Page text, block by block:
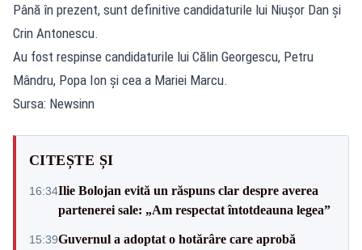
Până în prezent, sunt definitive candidaturile lui Niuşor Dan şi
Crin Antonescu.
Au fost respinse candidaturile lui Călin Georgescu, Petru
Mândru, Popa Ion şi cea a Mariei Marcu.
Sursa: Newsinn
CITEȘTE ȘI
16:34Ilie Bolojan evită un răspuns clar despre averea
partenerei sale: „Am respectat întotdeauna legea”
15:39Guvernul a adoptat o hotărâre care aprobă